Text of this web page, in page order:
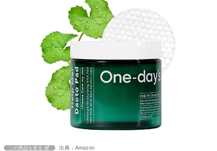
この商品を見る 出典：Amazon